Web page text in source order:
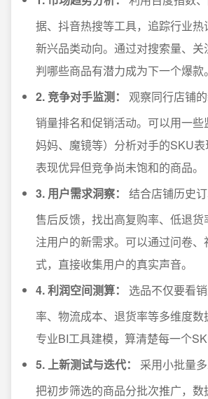
据、抖音热搜等工具，追踪行业热
新兴品类动向。通过对搜索量、
判哪些商品有潜力成为下一个爆款。
2. 竞争对手监测：
观察同行店铺的
销量排名和促销活动。可以用一
妈妈、魔镜等）分析对手的SKU
表现优异但竞争尚未饱和的商品。
3. 用户需求洞察：
结合店铺历史订
售后反馈，找出高复购率、低退货
注用户的新需求。可以通过问卷、
式，直接收集用户的真实声音。
4. 利润空间测算：
选品不仅要看
率、物流成本、退货率等多维度
专业BI工具建模，算清楚每一个
5. 上新测试与迭代：
采用小批量
把初步筛选的商品分批次推广，数